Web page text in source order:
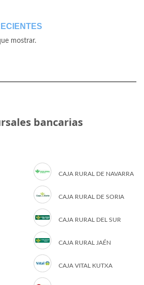
mostrar.
bancarias
CAJA RURAL DE NAVARRA
CAJA RURAL DE SORIA
CAJA RURAL DEL SUR
CAJA RURAL JAÉN
CAJA VITAL KUTXA